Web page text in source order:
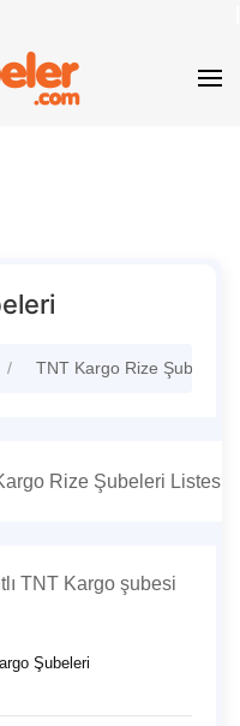
TNT Kargo Rize Şubeleri
Rize Şubeleri Listesi
TNT Kargo şubesi
Şubeleri